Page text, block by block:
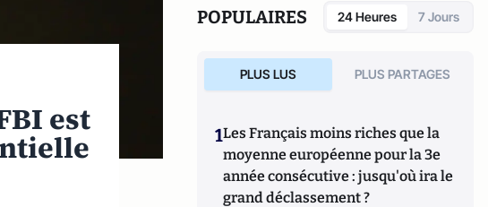
est
POPULAIRES 24 Heures 7 Jours
PLUS LUS PLUS PARTAGES
1Les Français moins riches que la
moyenne européenne pour la 3e
année consécutive : jusqu'où ira le
grand déclassement ?